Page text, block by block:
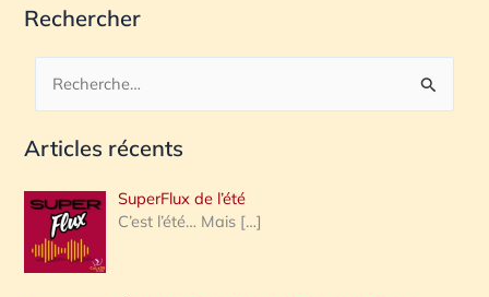
Rechercher
c
e
r
c
Articles récents
SuperFlux de l’été
C’est l’été… Mais […]